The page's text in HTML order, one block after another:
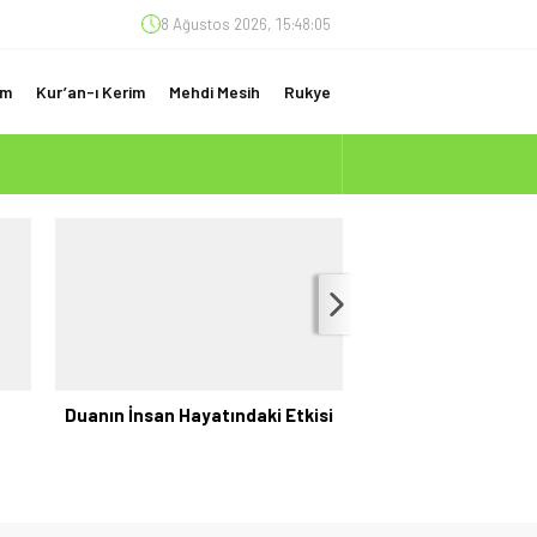
8 Ağustos 2026, 15:48:06
Kur’an-ı Kerim Mehdi Mesih Rukye
Duanın İnsan Hayatındaki Etkisi